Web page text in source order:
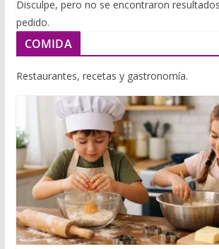
Disculpe, pero no se encontraron
pedido.
COMIDA
Restaurantes, recetas y gastronomía.